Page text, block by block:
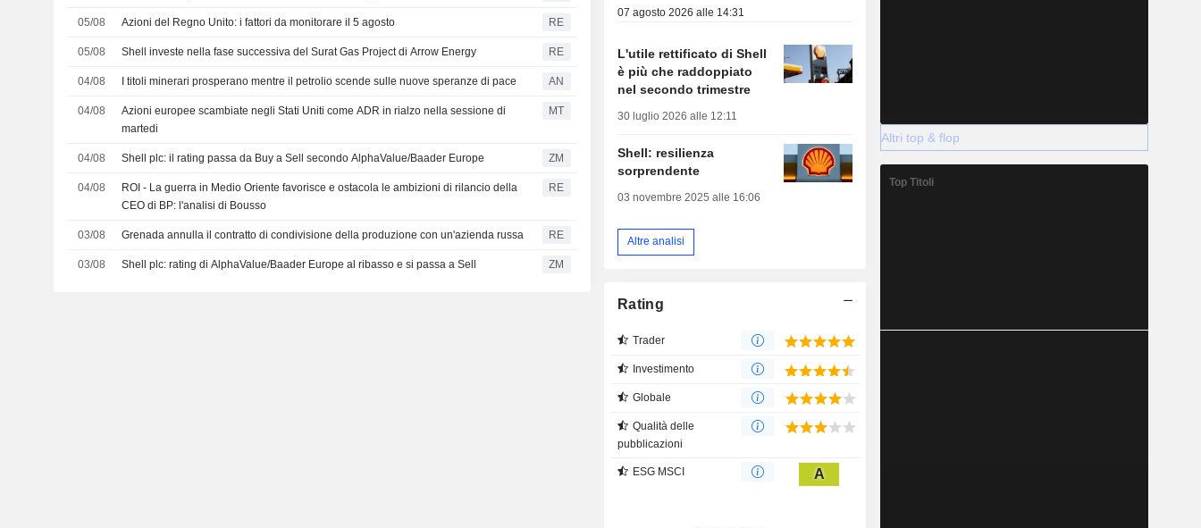
05/08 Azioni del Regno Unito: i fattori da monitorare il 5 agosto RE
05/08 Shell investe nella fase successiva del Surat Gas Project di Arrow Energy RE
04/08 I titoli minerari prosperano mentre il petrolio scende sulle nuove speranze di pace AN
04/08
Azioni europee scambiate negli Stati Uniti come ADR in rialzo nella sessione di
martedi
MT
04/08 Shell plc: il rating passa da Buy a Sell secondo AlphaValue/Baader Europe ZM
04/08
ROI - La guerra in Medio Oriente favorisce e ostacola le ambizioni di rilancio della
CEO di BP: l'analisi di Bousso
RE
03/08 Grenada annulla il contratto di condivisione della produzione con un'azienda russa RE
03/08 Shell plc: rating di AlphaValue/Baader Europe al ribasso e si passa a Sell ZM
07 agosto 2026 alle 14:31
L'utile rettificato di Shell
è più che raddoppiato
nel secondo trimestre
30 luglio 2026 alle 12:11
Shell: resilienza
sorprendente
03 novembre 2025 alle 16:06
Altre analisi
Rating
Trader
Investimento
Globale
Qualità delle
pubblicazioni
ESG MSCI A
Altri top & flop
Top Titoli